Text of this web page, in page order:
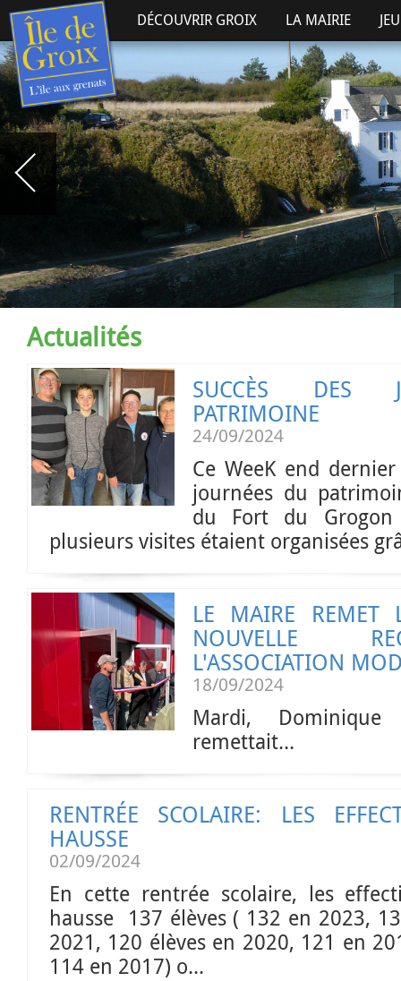
DÉCOUVRIR GROIX LA MAIRIE
Actualités
SUCCÈS DES
PATRIMOINE
24/09/2024
Ce WeeK end
journées du
du Fort du
plusieurs visites étaient organisées
LE MAIRE REMET
NOUVELLE
L'ASSOCIATION
18/09/2024
Mardi,
remettait...
RENTRÉE SCOLAIRE: LES
HAUSSE
02/09/2024
En cette rentrée scolaire, les
hausse 137 élèves ( 132 en 2023,
2021, 120 élèves en 2020, 121 en
114 en 2017) o...